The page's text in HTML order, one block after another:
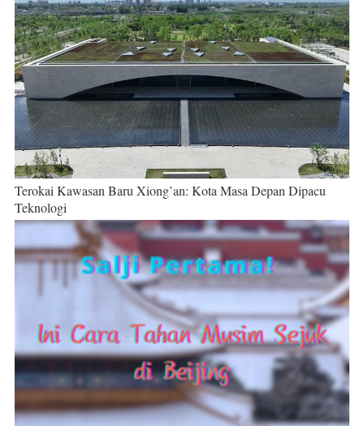
Terokai Kawasan Baru Xiong’an: Kota Masa Depan Dipacu
Teknologi